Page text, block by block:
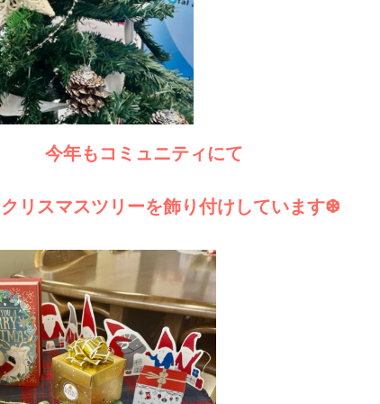
今年もコミュニティにて
リスマスツリーを飾り付けしています❆